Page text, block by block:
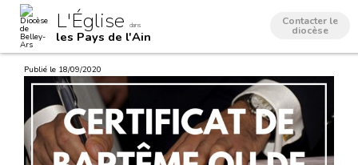
contenu.
navigation
Outils
personnels
L'Église dans
les Pays de l'Ain
Contacter le
diocèse
Publié le 18/09/2020